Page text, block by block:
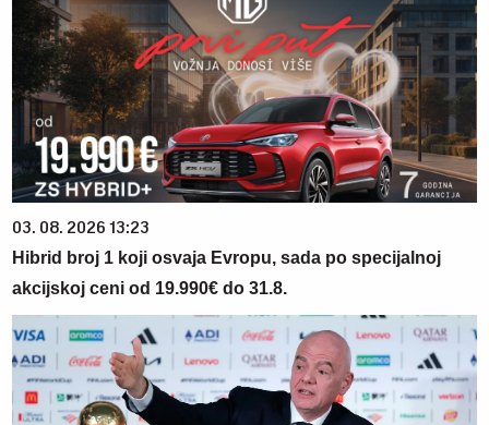
03. 08. 2026 13:23
Hibrid broj 1 koji osvaja Evropu, sada po specijalnoj
akcijskoj ceni od 19.990€ do 31.8.